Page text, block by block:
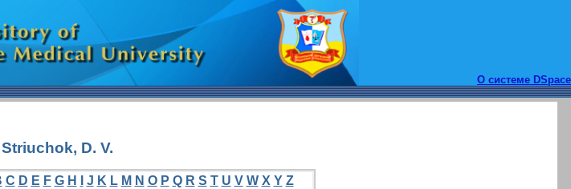
О системе DSpace
D. V.
C D E F G H J K L M N O P Q R S T U V W X Y Z